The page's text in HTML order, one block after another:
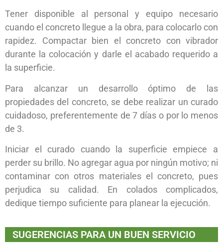
Tener disponible al personal y equipo necesario
cuando el concreto llegue a la obra, para colocarlo con
rapidez. Compactar bien el concreto con vibrador
durante la colocación y darle el acabado requerido a
la superficie.
Para alcanzar un desarrollo óptimo de las
propiedades del concreto, se debe realizar un curado
cuidadoso, preferentemente de 7 días o por lo menos
de 3.
Iniciar el curado cuando la superficie empiece a
perder su brillo. No agregar agua por ningún motivo; ni
contaminar con otros materiales el concreto, pues
perjudica su calidad. En colados complicados,
dedique tiempo suficiente para planear la ejecución.
SUGERENCIAS PARA UN BUEN SERVICIO